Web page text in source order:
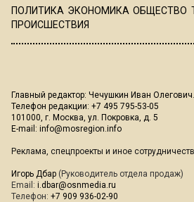
ПОЛИТИКА ЭКОНОМИКА ОБЩЕСТВО
ПРОИСШЕСТВИЯ
Главный редактор: Чечушкин Иван Олегович.
Телефон редакции: +7 495 795-53-05
101000, г. Москва, ул. Покровка, д. 5
E-mail: info@mosregion.info
Реклама, спецпроекты и иное
Игорь Дбар (Руководитель отдела продаж)
Email: i.dbar@osnmedia.ru
Телефон: +7 909 936-02-90